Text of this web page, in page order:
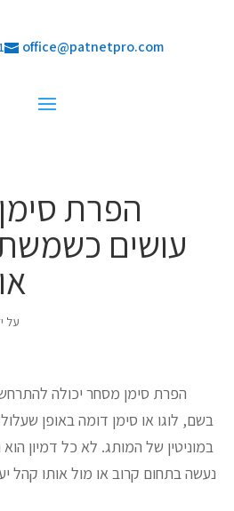
office@patnetpro.com
הפרת
עושים
על
הפרת סימן מסחר יכולה
בשם, לוגו או סימן דומה באופן
במוניטין של המותג. לא כל דמיון
נעשה בתחום קרוב או מול אותו קהל